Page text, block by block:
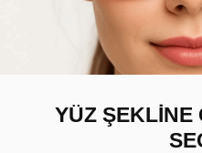
YÜZ ŞEKLİNE